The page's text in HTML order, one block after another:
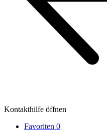
Kontakthilfe öffnen
Favoriten 0